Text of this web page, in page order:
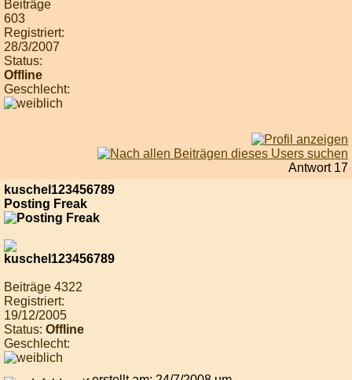
Beiträge
603
Registriert:
28/3/2007
Status:
Offline
Geschlecht:
Antwort 17
kuschel123456789
Posting Freak
Beiträge 4322
Registriert:
19/12/2005
Status: Offline
Geschlecht: